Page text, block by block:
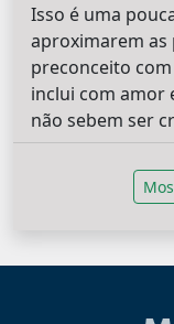
Isso é uma
aproximarem as
preconceito com
inclui com amor
não sebem ser